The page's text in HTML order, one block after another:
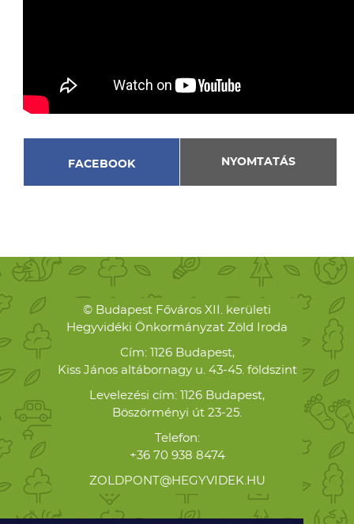
FACEBOOK NYOMTATÁS
© Budapest Főváros XII. kerületi
Hegyvidéki Önkormányzat Zöld Iroda
Cím: 1126 Budapest,
Kiss János altábornagy u. 43-45. földszint
Levelezési cím: 1126 Budapest,
Böszörményi út 23-25.
Telefon:
+36 70 938 8474
ZOLDPONT@HEGYVIDEK.HU